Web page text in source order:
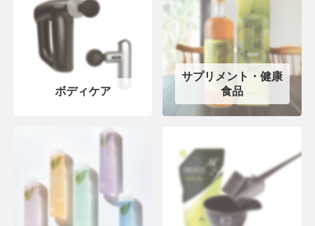
ボディケア
サプリメント・健康
食品